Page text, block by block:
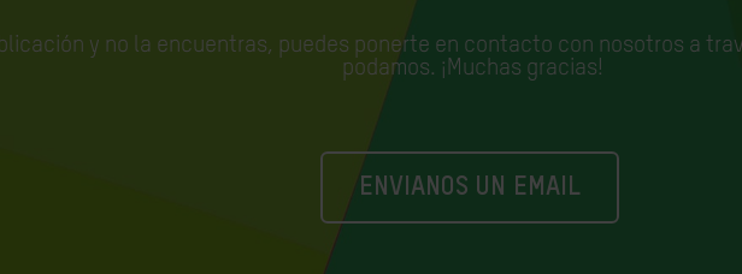
y no la encuentras, puedes ponerte en contacto con nosotros a
podamos. ¡Muchas gracias!
ENVIANOS UN EMAIL